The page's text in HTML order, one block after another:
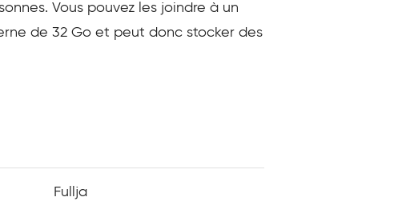
Vous pouvez les joindre à un
de 32 Go et peut donc stocker des
Fullja